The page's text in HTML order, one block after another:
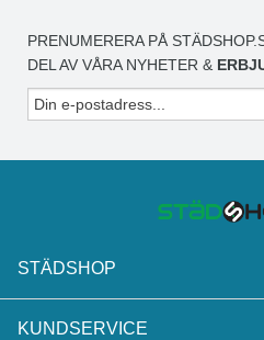
PRENUMERERA PÅ
DEL AV VÅRA NYHETER &
STÄDSHOP
KUNDSERVICE